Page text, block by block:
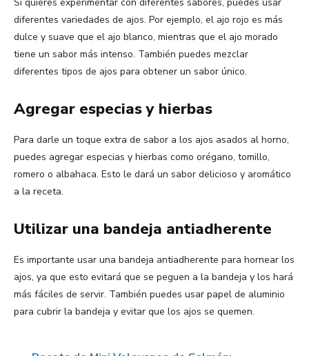
diferentes variedades de ajos. Por ejemplo, el ajo rojo es más
dulce y suave que el ajo blanco, mientras que el ajo morado
tiene un sabor más intenso. También puedes mezclar
diferentes tipos de ajos para obtener un sabor único.
Agregar especias y hierbas
Para darle un toque extra de sabor a los ajos asados al horno,
puedes agregar especias y hierbas como orégano, tomillo,
romero o albahaca. Esto le dará un sabor delicioso y aromático
a la receta.
Utilizar una bandeja antiadherente
Es importante usar una bandeja antiadherente para hornear los
ajos, ya que esto evitará que se peguen a la bandeja y los hará
más fáciles de servir. También puedes usar papel de aluminio
para cubrir la bandeja y evitar que los ajos se quemen.